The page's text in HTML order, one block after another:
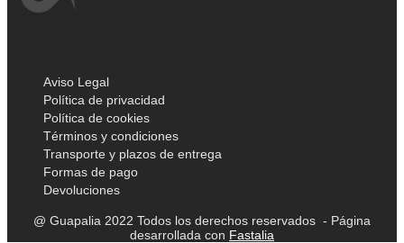
Aviso Legal
Política de privacidad
Política de cookies
Términos y condiciones
Transporte y plazos de entrega
Formas de pago
Devoluciones
@ Guapalia 2022 Todos los derechos reservados - Página
desarrollada con Fastalia